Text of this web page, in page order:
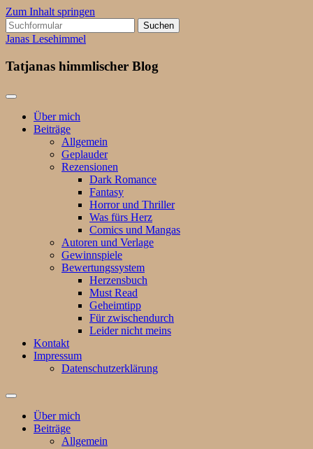
Zum Inhalt springen
Suchen
nach:
Janas Lesehimmel
Tatjanas himmlischer Blog
Über mich
Beiträge
Allgemein
Geplauder
Rezensionen
Dark Romance
Fantasy
Horror und Thriller
Was fürs Herz
Comics und Mangas
Autoren und Verlage
Gewinnspiele
Bewertungssystem
Herzensbuch
Must Read
Geheimtipp
Für zwischendurch
Leider nicht meins
Kontakt
Impressum
Datenschutzerklärung
Suchfeld
ein-/ausblenden
Über mich
Beiträge
Allgemein